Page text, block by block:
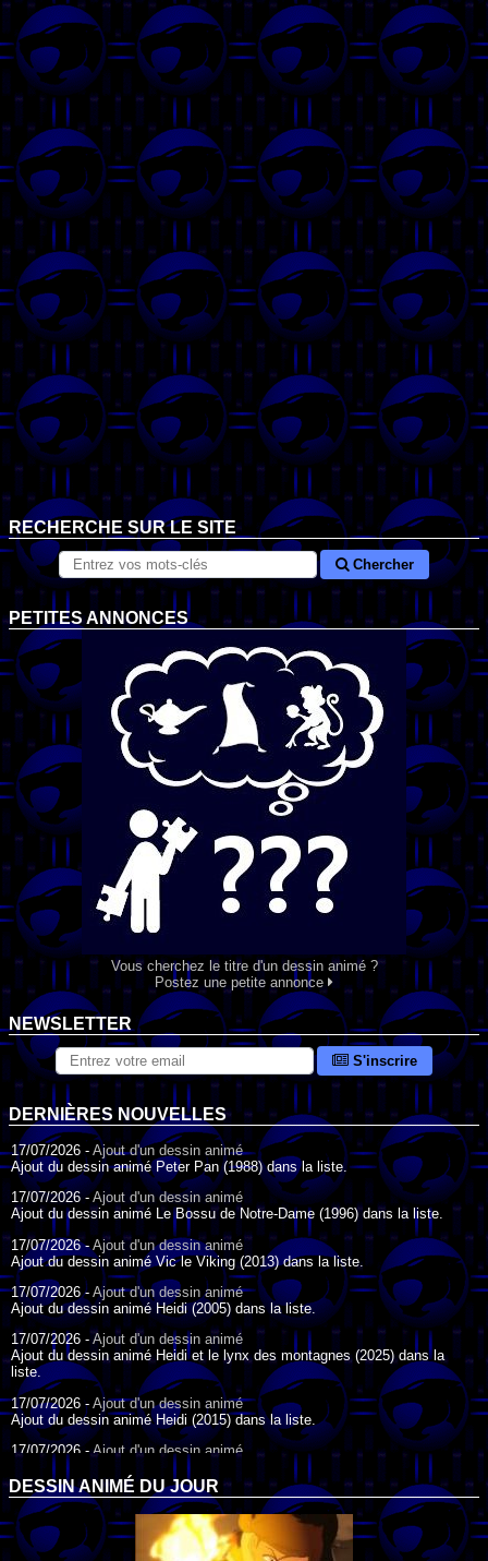
RECHERCHE SUR LE SITE
Chercher
PETITES ANNONCES
Vous cherchez le titre d'un dessin animé ?
Postez une petite annonce
NEWSLETTER
S'inscrire
DERNIÈRES NOUVELLES
17/07/2026 - Ajout d'un dessin animé
Ajout du dessin animé Peter Pan (1988) dans la liste.
17/07/2026 -Ajout d'un dessin animé
Ajout du dessin animé Le Bossu de Notre-Dame (1996) dans la liste.
17/07/2026 -Ajout d'un dessin animé
Ajout du dessin animé Vic le Viking (2013) dans la liste.
17/07/2026 - Ajout d'un dessin animé
Ajout du dessin animé Heidi (2005) dans la liste.
17/07/2026 - Ajout d'un dessin animé
Ajout du dessin animé Heidi et le lynx des montagnes (2025) dans la
liste.
17/07/2026 - Ajout d'un dessin animé
Ajout du dessin animé Heidi (2015) dans la liste.
17/07/2026 -Ajout d'un dessin animé
Ajout du dessin animé Heidi (1995) dans la liste.
09/07/2026 -Ajout d'un dessin animé
Ajout du dessin animé Genki l'Aventurier de la Chance (2006) dans la
liste.
DESSIN ANIMÉ DU JOUR